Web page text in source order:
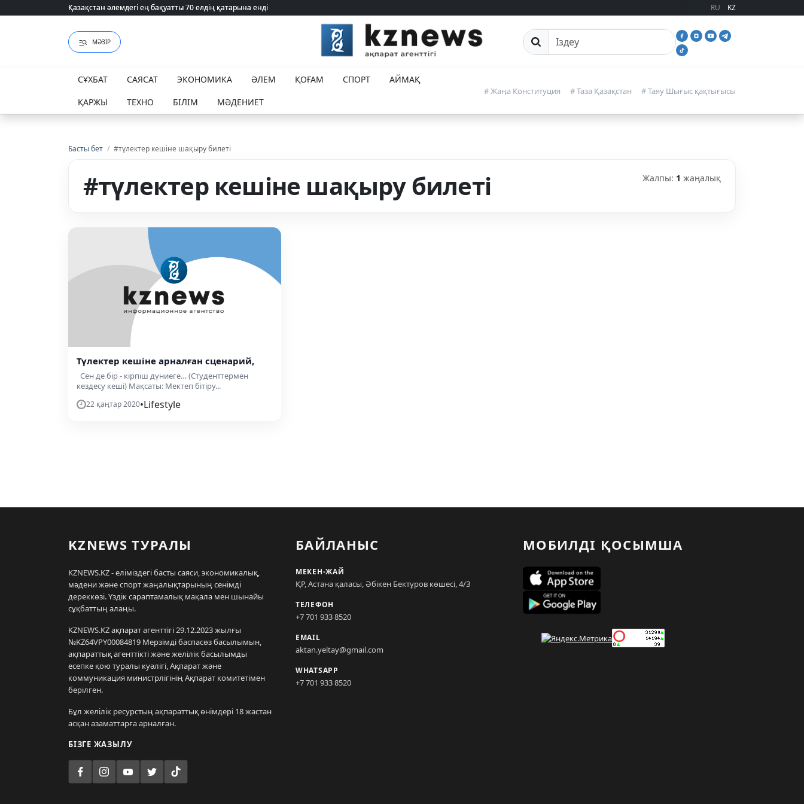
Қазақстан әлемдегі ең бақуатты 70 елдің қатарына енді
Қазақстан әлемдегі ең бақуатты 70 елдің қатарына енді RU KZ
МӘЗІР Сайттан іздеу
СҰХБАТ САЯСАТ ЭКОНОМИКА ӘЛЕМ ҚОҒАМ СПОРТ
АЙМАҚ
ҚАРЖЫ
ТЕХНО БІЛІМ МӘДЕНИЕТ
# Жаңа Конституция # Таза Қазақстан # Таяу Шығыс қақтығысы
Басты бет / #түлектер кешіне шақыру билеті
#түлектер кешіне шақыру билеті Жалпы: 1 жаңалық
Түлектер кешіне арналған сценарий,
Сен де бір - кірпіш дүниеге… (Студенттермен
кездесу кеші) Мақсаты: Мектеп бітіру...
22 қаңтар 2020•Lifestyle
KZNEWS ТУРАЛЫ
KZNEWS.KZ - еліміздегі басты саяси, экономикалық,
мәдени және спорт жаңалықтарының сенімді
дереккөзі. Үздік сараптамалық мақала мен шынайы
сұқбаттың алаңы.
KZNEWS.KZ ақпарат агенттігі 29.12.2023 жылғы
№KZ64VPY00084819 Мерзімді баспасөз басылымын,
ақпараттық агенттікті және желілік басылымды
есепке қою туралы куәлігі, Ақпарат және
коммуникация министрлігінің Ақпарат комитетімен
берілген.
Бұл желілік ресурстың ақпараттық өнімдері 18 жастан
асқан азаматтарға арналған.
БІЗГЕ ЖАЗЫЛУ
БАЙЛАНЫС
МЕКЕН-ЖАЙ
ҚР, Астана қаласы, Әбікен Бектұров көшесі, 4/3
ТЕЛЕФОН
+7 701 933 8520
EMAIL
aktan.yeltay@gmail.com
WHATSAPP
+7 701 933 8520
МОБИЛДІ ҚОСЫМША